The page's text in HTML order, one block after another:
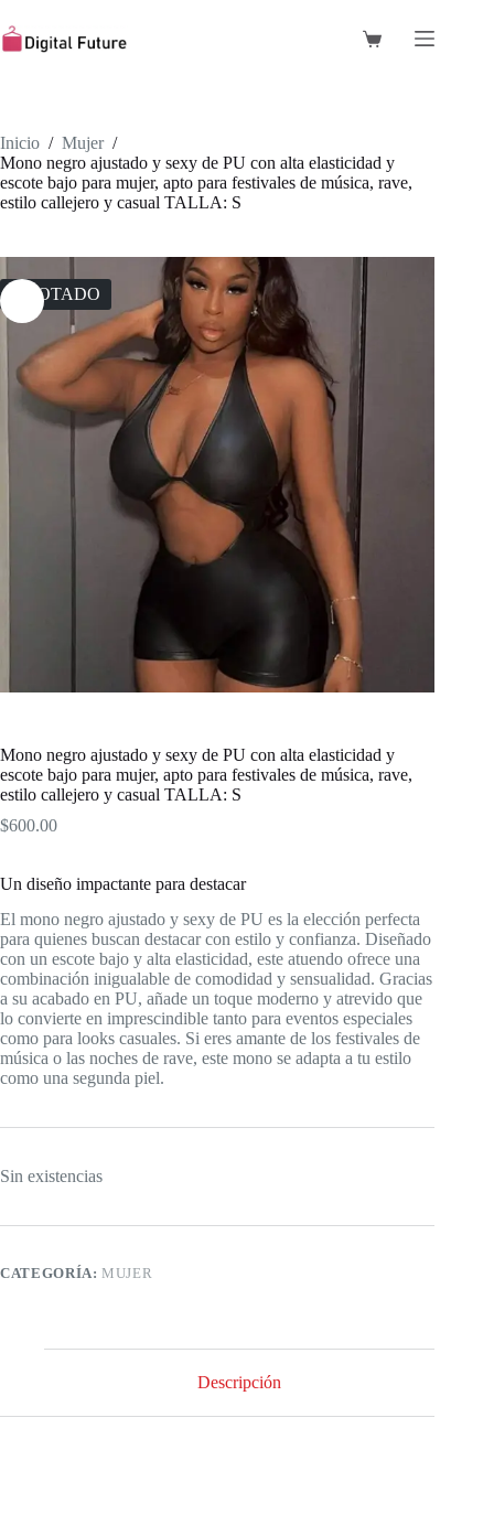
al
contenido
Carro
Inicio / Mujer /
Mono negro ajustado y sexy de PU con alta elasticidad y
escote bajo para mujer, apto para festivales de música, rave,
estilo callejero y casual TALLA: S
AGOTADO
Mono negro ajustado y sexy de PU con alta elasticidad y
escote bajo para mujer, apto para festivales de música, rave,
estilo callejero y casual TALLA: S
$600.00
Un diseño impactante para destacar
El mono negro ajustado y sexy de PU es la elección perfecta
para quienes buscan destacar con estilo y confianza. Diseñado
con un escote bajo y alta elasticidad, este atuendo ofrece una
combinación inigualable de comodidad y sensualidad. Gracias
a su acabado en PU, añade un toque moderno y atrevido que
lo convierte en imprescindible tanto para eventos especiales
como para looks casuales. Si eres amante de los festivales de
música o las noches de rave, este mono se adapta a tu estilo
como una segunda piel.
Sin existencias
CATEGORÍA:MUJER
Descripción